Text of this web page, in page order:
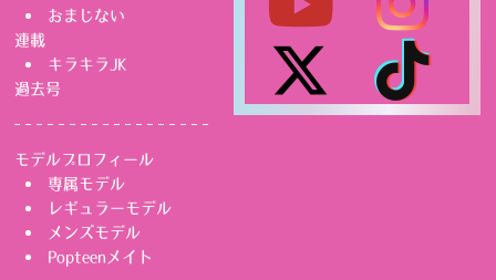
おまじない
連載
キラキラJK
過去号
モデルプロフィール
専属モデル
レギュラーモデル
メンズモデル
Popteenメイト